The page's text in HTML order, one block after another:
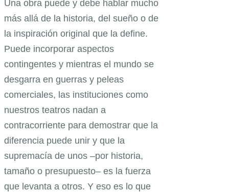
Una obra puede y debe hablar mucho
más allá de la historia, del sueño o de
la inspiración original que la define.
Puede incorporar aspectos
contingentes y mientras el mundo se
desgarra en guerras y peleas
comerciales, las instituciones como
nuestros teatros nadan a
contracorriente para demostrar que la
diferencia puede unir y que la
supremacía de unos –por historia,
tamaño o presupuesto– es la fuerza
que levanta a otros. Y eso es lo que